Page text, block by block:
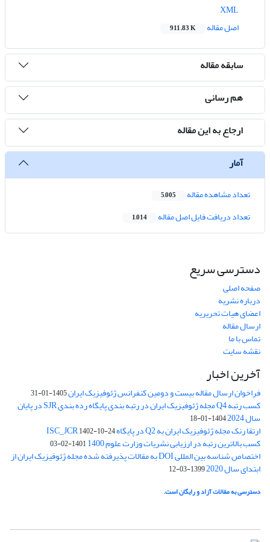
اصل مقاله
911.83 K
سابقه مقاله
هم رسانی
ارجاع به این مقاله
آمار
تعداد مشاهده مقاله 5,005
تعداد دریافت فایل اصل مقاله 1,014
دسترسی سریع
صفحه اصلی
درباره نشریه
اعضای هیات تحریریه
ارسال مقاله
تماس با ما
نقشه سایت
آخرین اخبار
فراخوان ارسال مقاله بیست و دومین کنفرانس ژئوفیزیک ایران1405-01-31
کسب رتبه Q4 مجله ژئوفیزیک ایران در رتبه بندی پایگاه رده بندی SJR در پایان
سال 2024 1404-01-18
ارتقا رنک مجله ژئوفیزیک ایران به Q2 در پایگاه ISC_JCR 1402-10-24
کسب بالاترین رتبه در ارزیابی نشریات وزارت علوم 1400 1401-02-03
اختصاص شناسه بین المللی DOI به مقالات پذیرفته شده مجله ژئوفیزیک ایران از
ابتدای سال 2020 1399-03-12
دسترسی به مقالات آزاد و رایگان است.